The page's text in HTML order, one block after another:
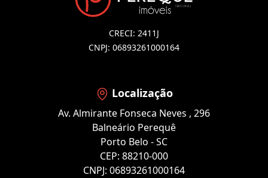
CRECI: 2411J
CNPJ: 06893261000164
Localização
Av. Almirante Fonseca Neves , 296
Balneário Perequê
Porto Belo - SC
CEP: 88210-000
CNPJ: 06893261000164